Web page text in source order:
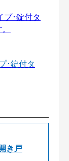
･錠付タ
き戸